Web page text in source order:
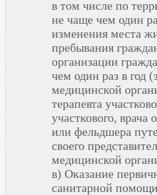
в том числе по
не чаще чем один
изменения места
пребывания
организации
чем один раз в год
медицинской
терапевта
участкового,
или фельдшера
своего
медицинской
в) Оказание
санитарной